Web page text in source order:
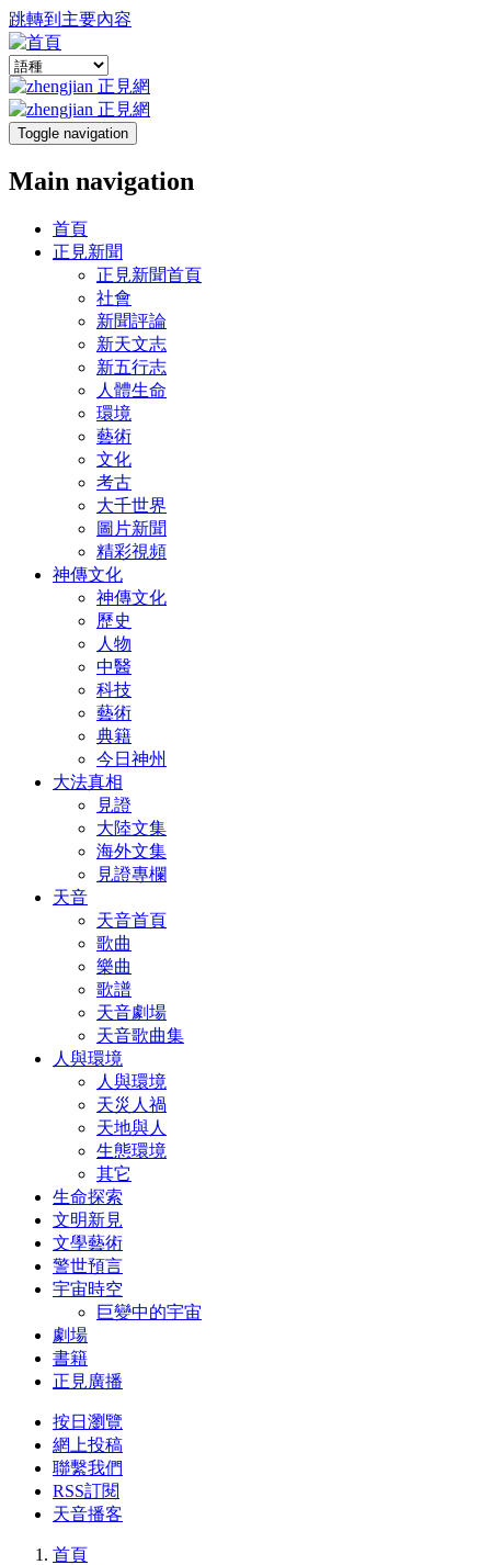
跳轉到主要內容
Toggle navigation
Main navigation
首頁
正見新聞
正見新聞首頁
社會
新聞評論
新天文志
新五行志
人體生命
環境
藝術
文化
考古
大千世界
圖片新聞
精彩視頻
神傳文化
神傳文化
歷史
人物
中醫
科技
藝術
典籍
今日神州
大法真相
見證
大陸文集
海外文集
見證專欄
天音
天音首頁
歌曲
樂曲
歌譜
天音劇場
天音歌曲集
人與環境
人與環境
天災人禍
天地與人
生態環境
其它
生命探索
文明新見
文學藝術
警世預言
宇宙時空
巨變中的宇宙
劇場
書籍
正見廣播
按日瀏覽
網上投稿
聯繫我們
RSS訂閱
天音播客
首頁